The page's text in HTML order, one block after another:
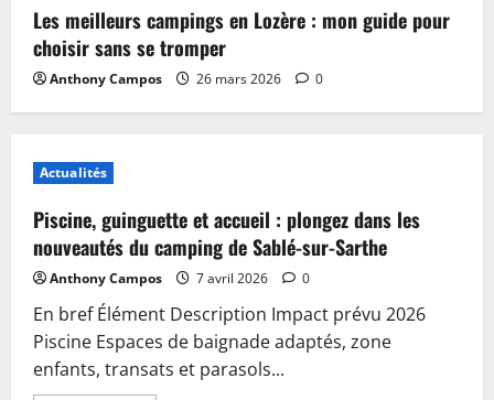
Les meilleurs campings en Lozère : mon guide pour
choisir sans se tromper
Anthony Campos 26 mars 2026 0
Actualités
Piscine, guinguette et accueil : plongez dans les
nouveautés du camping de Sablé-sur-Sarthe
Anthony Campos 7 avril 2026 0
En bref Élément Description Impact prévu 2026
Piscine Espaces de baignade adaptés, zone
enfants, transats et parasols...